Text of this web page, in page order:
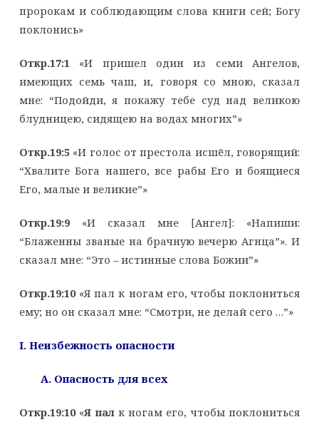
пророкам и соблюдающим слова книги сей; Богу
поклонись»
Откр.17:1 «И пришел один из семи Ангелов,
имеющих семь чаш, и, говоря со мною, сказал
мне: “Подойди, я покажу тебе суд над великою
блудницею, сидящею на водах многих”»
Откр.19:5«И голос от престола исшёл, говорящий:
“Хвалите Бога нашего, все рабы Его и боящиеся
Его, малые и великие”»
Откр.19:9«И сказал мне [Ангел]: «Напиши:
“Блаженны званые на брачную вечерю Агнца”». И
сказал мне: “Это – истинные слова Божии”»
Откр.19:10«Я пал к ногам его, чтобы поклониться
ему; но он сказал мне: “Смотри, не делай сего …”»
I. Неизбежность опасности
A. Опасность для всех
Откр.19:10«Я палк ногам его, чтобы поклониться